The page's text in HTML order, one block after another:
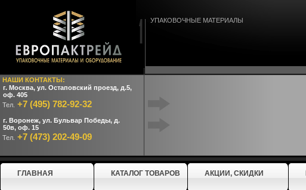
НАШИ КОНТАКТЫ:
г. Москва, ул. Остаповский проезд, д.5,
оф. 405
Тел. +7 (495) 782-92-32
г. Воронеж, ул. Бульвар Победы, д.
50в, оф. 15
Тел. +7 (473) 202-49-09
УПАКОВОЧНЫЕ МАТЕРИАЛЫ
ГЛАВНАЯ КАТАЛОГ ТОВАРОВ АКЦИИ, СКИДКИ